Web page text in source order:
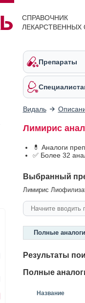
СПРАВОЧНИК
ЛЕКАРСТВЕННЫХ
Препараты
Видаль
Лимирис
💊 Аналоги
✅ Более 32
Выбранный
Лимирис
Полные аналоги
Результаты
Полные
Название